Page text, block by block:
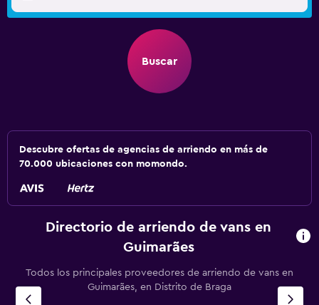
Buscar
Descubre ofertas de agencias de arriendo en más de
70.000 ubicaciones con momondo.
Directorio de arriendo de vans en
Guimarães
Todos los principales proveedores de arriendo de vans en
Guimarães, en Distrito de Braga